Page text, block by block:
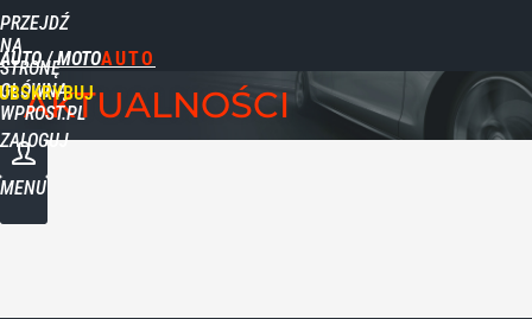
PRZEJDŹ
NA
STRONĘ
GŁÓWNĄ
WPROST.PL
AUTO / MOTO
ZALOGUJ
MENU
AKTUALNOŚCI